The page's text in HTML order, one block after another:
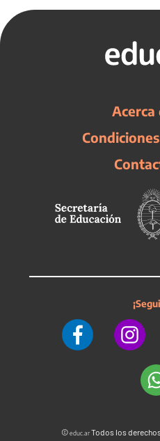
Acerca
©educ.arTodos los